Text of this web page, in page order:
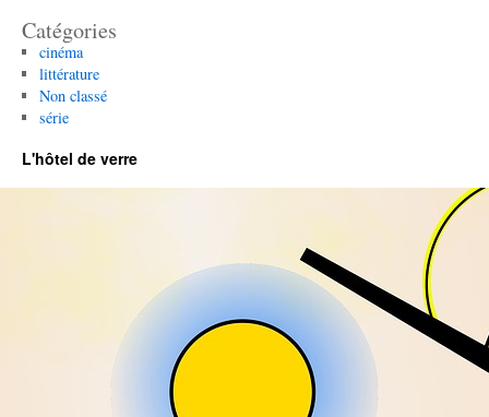
Catégories
cinéma
littérature
Non classé
série
L'hôtel de verre